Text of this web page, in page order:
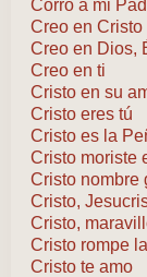
Corro a mi
Creo en Cristo
Creo en Dios,
Creo en ti
Cristo en su
Cristo eres tú
Cristo es la
Cristo moriste
Cristo nombre
Cristo,
Cristo,
Cristo rompe
Cristo te amo